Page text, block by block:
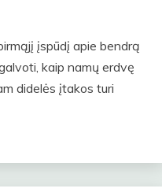
įspūdį apie bendrą
kaip namų erdvę
didelės įtakos turi